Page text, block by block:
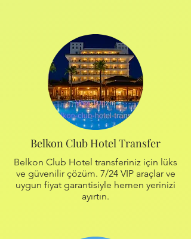
Belkon Club Hotel Transfer
Belkon Club Hotel transferiniz için lüks
ve güvenilir çözüm. 7/24 VIP araçlar ve
uygun fiyat garantisiyle hemen yerinizi
ayırtın.